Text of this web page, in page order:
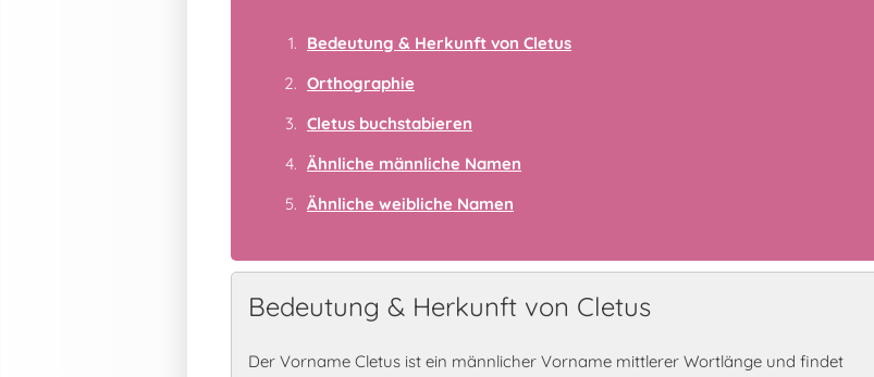
Bedeutung & Herkunft von Cletus
Orthographie
Cletus buchstabieren
Ähnliche männliche Namen
Ähnliche weibliche Namen
Bedeutung & Herkunft von Cletus
Der Vorname Cletus ist ein männlicher Vorname mittlerer Wortlänge und findet